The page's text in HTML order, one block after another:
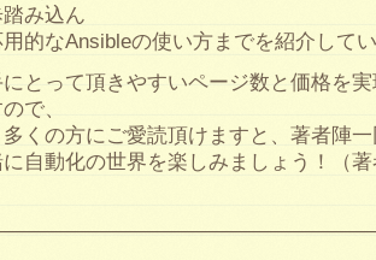
み込ん
用的なAnsibleの使い方までを紹介して
にとって頂きやすいページ数と価格を
で、
多くの方にご愛読頂けますと、著者陣
自動化の世界を楽しみましょう！（